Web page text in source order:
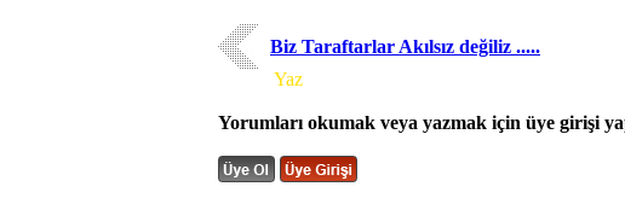
Biz Taraftarlar Akılsız değiliz .....
Yaz
Yorumları okumak veya yazmak için üye girişi